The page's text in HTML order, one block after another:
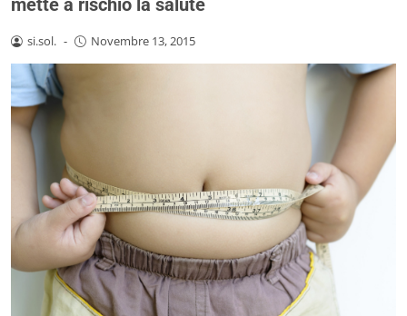
mette a rischio la salute
si.sol. - Novembre 13, 2015